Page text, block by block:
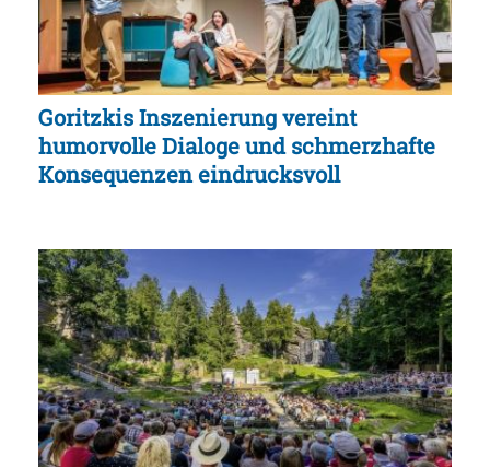
Goritzkis Inszenierung vereint
humorvolle Dialoge und schmerzhafte
Konsequenzen eindrucksvoll